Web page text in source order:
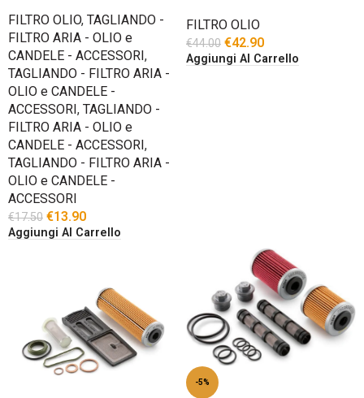
FILTRO OLIO, TAGLIANDO -
FILTRO ARIA - OLIO e
CANDELE - ACCESSORI,
TAGLIANDO - FILTRO ARIA -
OLIO e CANDELE -
ACCESSORI, TAGLIANDO -
FILTRO ARIA - OLIO e
CANDELE - ACCESSORI,
TAGLIANDO - FILTRO ARIA -
OLIO e CANDELE -
ACCESSORI
€17.50 €13.90
Aggiungi Al Carrello
FILTRO OLIO
€44.00 €42.90
Aggiungi Al Carrello
-5%